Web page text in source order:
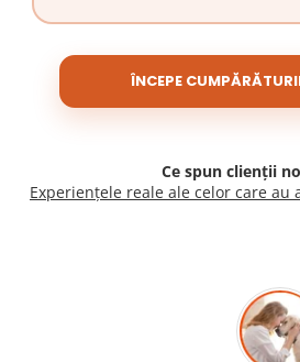
ÎNCEPE
Ce spun clienții
Experiențele reale ale celor care au